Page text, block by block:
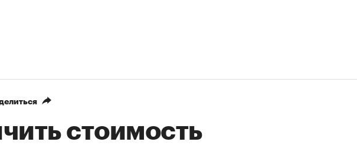
стоимость